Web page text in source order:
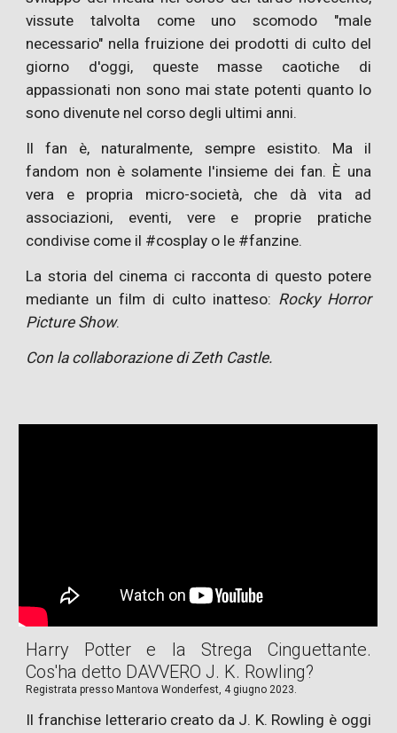
vissute talvolta come uno scomodo "male
necessario" nella fruizione dei prodotti di culto del
giorno d'oggi, queste masse caotiche di
appassionati non sono mai state potenti quanto lo
sono divenute nel corso degli ultimi anni.
Il fan è, naturalmente, sempre esistito. Ma il
fandom non è solamente l'insieme dei fan. È una
vera e propria micro-società, che dà vita ad
associazioni, eventi, vere e proprie pratiche
condivise come il #cosplay o le #fanzine.
La storia del cinema ci racconta di questo potere
mediante un film di culto inatteso: Rocky Horror
Picture Show.
Con la collaborazione di Zeth Castle.
Harry Potter e la Strega Cinguettante.
Cos'ha detto DAVVERO J. K. Rowling?
Registrata presso Mantova Wonderfest, 4 giugno 2023.
Il franchise letterario creato da J. K. Rowling è oggi